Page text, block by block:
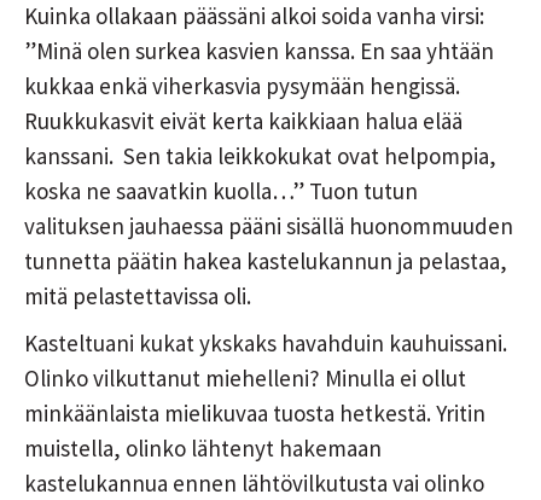
Kuinka ollakaan päässäni alkoi soida vanha virsi:
”Minä olen surkea kasvien kanssa. En saa yhtään
kukkaa enkä viherkasvia pysymään hengissä.
Ruukkukasvit eivät kerta kaikkiaan halua elää
kanssani. Sen takia leikkokukat ovat helpompia,
koska ne saavatkin kuolla…” Tuon tutun
valituksen jauhaessa pääni sisällä huonommuuden
tunnetta päätin hakea kastelukannun ja pelastaa,
mitä pelastettavissa oli.
Kasteltuani kukat ykskaks havahduin kauhuissani.
Olinko vilkuttanut miehelleni? Minulla ei ollut
minkäänlaista mielikuvaa tuosta hetkestä. Yritin
muistella, olinko lähtenyt hakemaan
kastelukannua ennen lähtövilkutusta vai olinko